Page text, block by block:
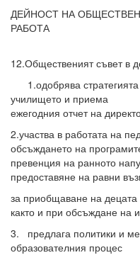
ДЕЙНОСТ НА
РАБОТА
12.Общественият съвет в
1.одобрява стратегията
училището и приема
ежегодния отчет на
2.участва в работата на
обсъждането на
превенция на ранното
предоставяне на равни
за приобщаване на децата
както и при обсъждане на
3. предлага политики и
образователния процес